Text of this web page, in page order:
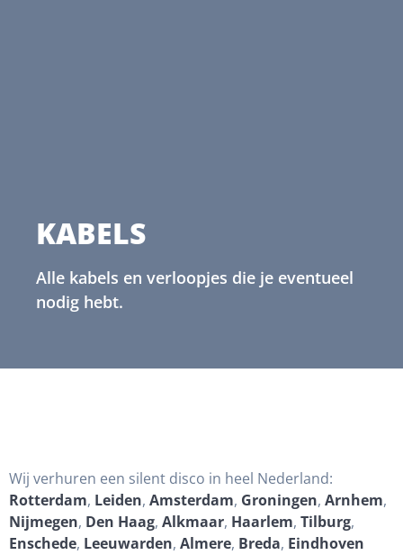
KABELS
Alle kabels en verloopjes die je eventueel
nodig hebt.
Wij verhuren een silent disco in heel Nederland:
Rotterdam, Leiden, Amsterdam, Groningen, Arnhem,
Nijmegen, Den Haag, Alkmaar, Haarlem, Tilburg,
Enschede, Leeuwarden, Almere, Breda, Eindhoven